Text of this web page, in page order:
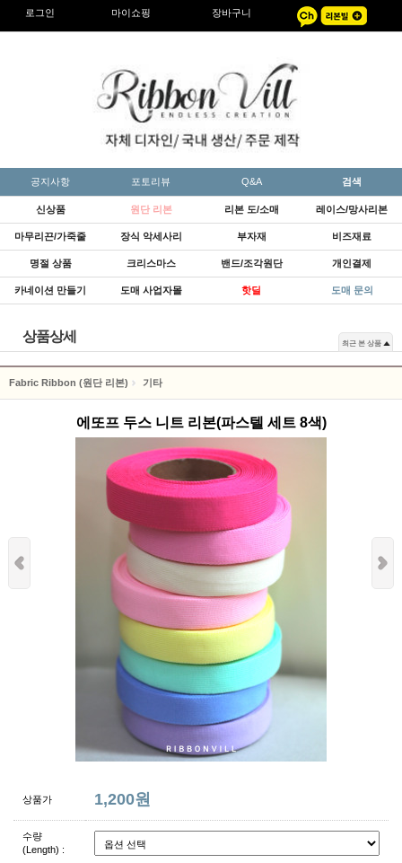
로그인 마이쇼핑 장바구니
공지사항 포토리뷰 Q&A 검색
신상품 원단 리본 리본 도/소매 레이스/망사리본
마무리끈/가죽줄 장식 악세사리 부자재 비즈재료
명절 상품 크리스마스 밴드/조각원단 개인결제
카네이션 만들기 도매 사업자몰 핫딜 도매 문의
상품상세
Fabric Ribbon (원단 리본) 기타
최근 본 상품
에또프 두스 니트 리본(파스텔 세트 8색)
상품가 1,200원
수량
(Length) :